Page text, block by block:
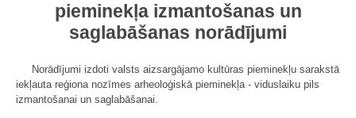
pieminekļa izmantošanas un
saglabāšanas norādījumi
Norādījumi izdoti valsts aizsargājamo kultūras pieminekļu sarakstā
iekļauta reģiona nozīmes arheoloģiskā pieminekļa - viduslaiku pils
izmantošanai un saglabāšanai.